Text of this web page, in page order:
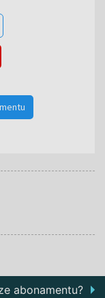
abonamentu?